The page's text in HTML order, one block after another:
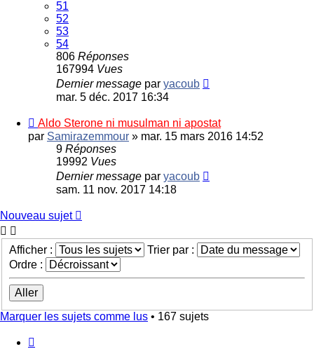
51
52
53
54
806 Réponses
167994 Vues
Dernier message par yacoub
mar. 5 déc. 2017 16:34
Aldo Sterone ni musulman ni apostat
par Samirazemmour » mar. 15 mars 2016 14:52
9 Réponses
19992 Vues
Dernier message par yacoub
sam. 11 nov. 2017 14:18
Nouveau sujet
Afficher :
Trier par :
Ordre :
Marquer les sujets comme lus • 167 sujets